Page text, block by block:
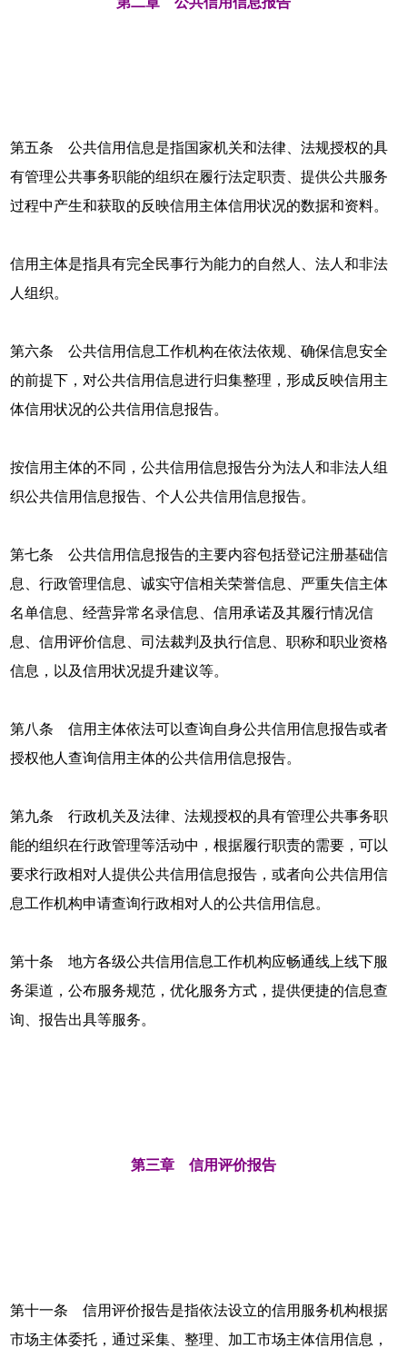
第五条 公共信用信息是指国家机关和法律、法规授权的具
有管理公共事务职能的组织在履行法定职责、提供公共服务
过程中产生和获取的反映信用主体信用状况的数据和资料。
信用主体是指具有完全民事行为能力的自然人、法人和非法
人组织。
第六条 公共信用信息工作机构在依法依规、确保信息安全
的前提下，对公共信用信息进行归集整理，形成反映信用主
体信用状况的公共信用信息报告。
按信用主体的不同，公共信用信息报告分为法人和非法人组
织公共信用信息报告、个人公共信用信息报告。
第七条 公共信用信息报告的主要内容包括登记注册基础信
息、行政管理信息、诚实守信相关荣誉信息、严重失信主体
名单信息、经营异常名录信息、信用承诺及其履行情况信
息、信用评价信息、司法裁判及执行信息、职称和职业资格
信息，以及信用状况提升建议等。
第八条 信用主体依法可以查询自身公共信用信息报告或者
授权他人查询信用主体的公共信用信息报告。
第九条 行政机关及法律、法规授权的具有管理公共事务职
能的组织在行政管理等活动中，根据履行职责的需要，可以
要求行政相对人提供公共信用信息报告，或者向公共信用信
息工作机构申请查询行政相对人的公共信用信息。
第十条 地方各级公共信用信息工作机构应畅通线上线下服
务渠道，公布服务规范，优化服务方式，提供便捷的信息查
询、报告出具等服务。
第三章 信用评价报告
第十一条 信用评价报告是指依法设立的信用服务机构根据
市场主体委托，通过采集、整理、加工市场主体信用信息，